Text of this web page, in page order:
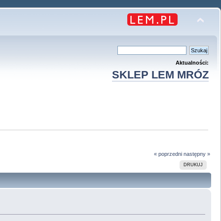
Aktualności:
SKLEP LEM MRÓZ
« poprzedni następny »
DRUKUJ